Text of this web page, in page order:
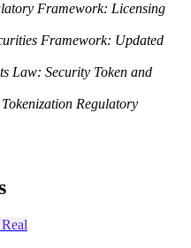
Framework: Licensing
Framework: Updated
Law: Security Token and
Regulatory